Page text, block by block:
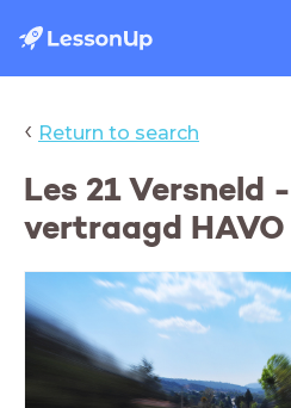
‹ Return to search
Les 21 Versneld
vertraagd HAVO